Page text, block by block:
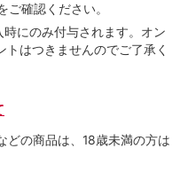
ご確認ください。
にのみ付与されます。オン
はつきませんのでご了承く
どの商品は、18歳未満の方は